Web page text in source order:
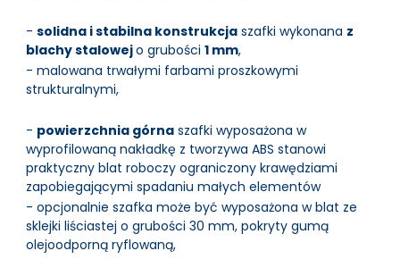
-solidna i stabilna konstrukcja szafki wykonana z
blachy stalowejo grubości1 mm,
- malowana trwałymi farbami proszkowymi
strukturalnymi,
- powierzchnia górna szafki wyposażona w
wyprofilowaną nakładkę z tworzywa ABS stanowi
praktyczny blat roboczy ograniczony krawędziami
zapobiegającymi spadaniu małych elementów
- opcjonalnie szafka może być wyposażona w blat ze
sklejki liściastej o grubości 30 mm, pokryty gumą
olejoodporną ryflowaną,